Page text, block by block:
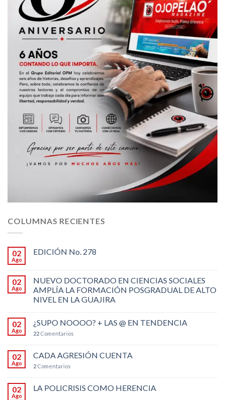
COLUMNAS RECIENTES
02
Ago
EDICIÓN No. 278
02
Ago
NUEVO DOCTORADO EN CIENCIAS SOCIALES
AMPLÍA LA FORMACIÓN POSGRADUAL DE ALTO
NIVEL EN LA GUAJIRA
02
Ago
¿SUPO NOOOO? + LAS @ EN TENDENCIA
22 Comentarios
02
Ago
CADA AGRESIÓN CUENTA
2 Comentarios
02
Ago
LA POLICRISIS COMO HERENCIA